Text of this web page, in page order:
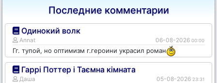
Последние комментарии
Одинокий волк
Annat 06-08-2026 00:00
Гг. тупой, но оптимизм г.героини украсил роман
Гаррі Поттер і Таємна кімната
Даша 05-08-2026 23:31